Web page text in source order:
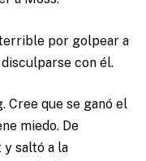
por golpear a
con él.
que se ganó el
miedo. De
saltó a la